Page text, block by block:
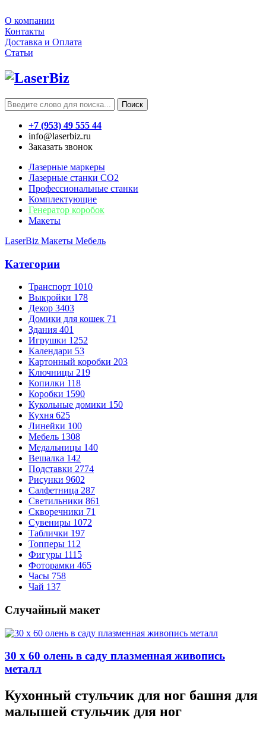
О компании
Контакты
Доставка и Оплата
Статьи
Поиск
+7 (953) 49 555 44
info@laserbiz.ru
Заказать звонок
Лазерные маркеры
Лазерные станки CO2
Профессиональные станки
Комплектующие
Генератор коробок
Макеты
LaserBiz Макеты Мебель
Категории
Транспорт 1010
Выкройки 178
Декор 3403
Домики для кошек 71
Здания 401
Игрушки 1252
Календари 53
Картонный коробки 203
Ключницы 219
Копилки 118
Коробки 1590
Кукольные домики 150
Кухня 625
Линейки 100
Мебель 1308
Медальницы 140
Вешалка 142
Подставки 2774
Рисунки 9602
Салфетница 287
Светильники 861
Скворечники 71
Сувениры 1072
Таблички 197
Топперы 112
Фигуры 1115
Фоторамки 465
Часы 758
Чай 137
Случайный макет
30 x 60 олень в саду плазменная живопись
металл
Кухонный стульчик для ног башня для
малышей стульчик для ног